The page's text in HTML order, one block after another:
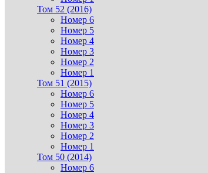
Том 52 (2016)
Номер 6
Номер 5
Номер 4
Номер 3
Номер 2
Номер 1
Том 51 (2015)
Номер 6
Номер 5
Номер 4
Номер 3
Номер 2
Номер 1
Том 50 (2014)
Номер 6